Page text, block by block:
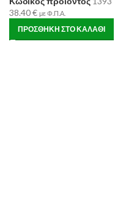
38.40€ με Φ.Π.Α.
ΠΡΟΣΘΉΚΗ ΣΤΟ ΚΑΛΆΘΙ